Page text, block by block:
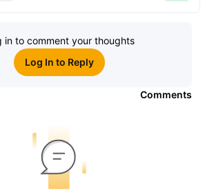
Log in to comment your thoughts
Log In to Reply
Comments